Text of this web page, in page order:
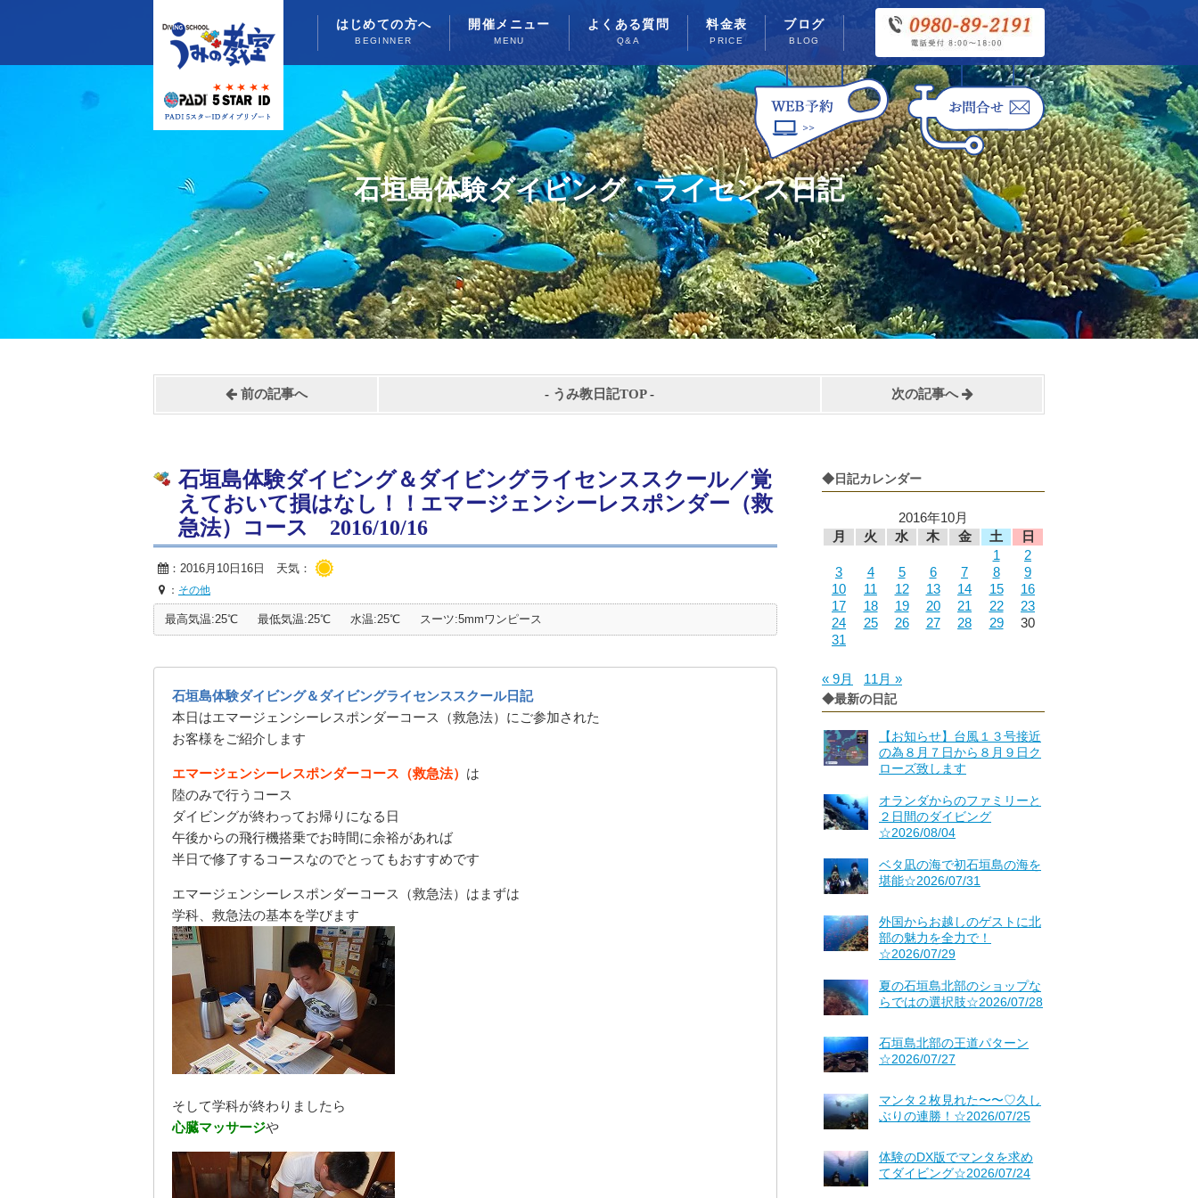
はじめての方へ
BEGINNER
開催メニュー
MENU
よくある質問
Q&A
料金表
PRICE
ブログ
BLOG
石垣島体験ダイビング・ライセンス日記
前の記事へ - うみ教日記TOP- 次の記事へ
◆日記カレンダー
2016年10月
月
火 水 木 金 土
日
1
2
3
4 5 6 7 8
9
10
11 12 13 14 15
16
17
18 19 20 21 22
23
24
25 26 27 28 29
30
31
« 9月 11月 »
◆最新の日記
【お知らせ】台風１３号接近
の為８月７日から８月９日ク
ローズ致します
オランダからのファミリーと
２日間のダイビング
☆2026/08/04
ベタ凪の海で初石垣島の海を
堪能☆2026/07/31
外国からお越しのゲストに北
部の魅力を全力で！
☆2026/07/29
夏の石垣島北部のショップな
らではの選択肢☆2026/07/28
石垣島北部の王道パターン
☆2026/07/27
マンタ２枚見れた〜〜♡久し
ぶりの連勝！☆2026/07/25
体験のDX版でマンタを求め
てダイビング☆2026/07/24
石垣島体験ダイビング＆ダイビングライセンススクール／覚
えておいて損はなし！！エマージェンシーレスポンダー（救
急法）コース 2016/10/16
：2016月10日16日 天気：
： その他
最高気温:25℃ 最低気温:25℃ 水温:25℃ スーツ:5mmワンピース
石垣島体験ダイビング＆ダイビングライセンススクール日記
本日はエマージェンシーレスポンダーコース（救急法）にご参加された
お客様をご紹介します
エマージェンシーレスポンダーコース（救急法） は
陸のみで行うコース
ダイビングが終わってお帰りになる日
午後からの飛行機搭乗でお時間に余裕があれば
半日で修了するコースなのでとってもおすすめです
エマージェンシーレスポンダーコース（救急法）はまずは
学科、救急法の基本を学びます
そして学科が終わりましたら
心臓マッサージや